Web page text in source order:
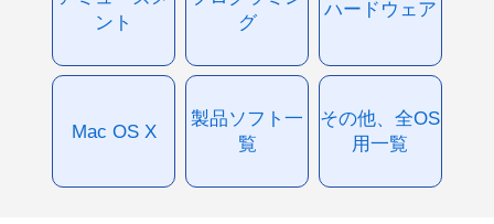
ント
グ
ハードウェア
Mac OS X
製品ソフト一
覧
その他、全OS
用一覧